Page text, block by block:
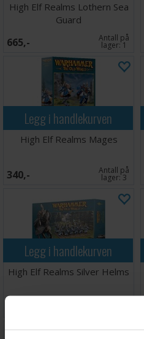
High Elf Realms Lothern Sea
Guard
665,- Antall på
lager:1
Legg i handlekurven
High Elf Realms Mages
340,- Antall på
lager:3
Legg i handlekurven
High Elf Realms Silver Helms